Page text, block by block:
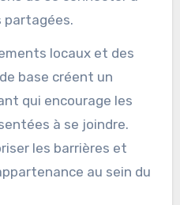
partagées.
locaux et des
base créent un
qui encourage les
à se joindre.
les barrières et
au sein du